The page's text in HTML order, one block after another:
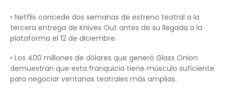
• Netflix concede dos semanas de estreno teatral a la
tercera entrega de Knives Out antes de su llegada a la
plataforma el 12 de diciembre.
• Los 400 millones de dólares que generó Glass Onion
demuestran que esta franquicia tiene músculo suficiente
para negociar ventanas teatrales más amplias.